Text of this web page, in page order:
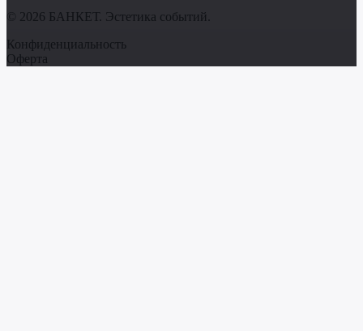
© 2026 БАНКЕТ. Эстетика событий.
Конфиденциальность
Оферта